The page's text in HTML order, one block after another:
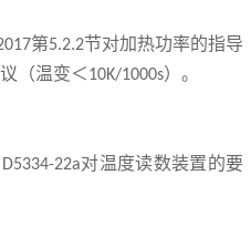
第5.2.2节对加热功率的指导
（温变＜10K/1000s）。
-22a对温度读数装置的要